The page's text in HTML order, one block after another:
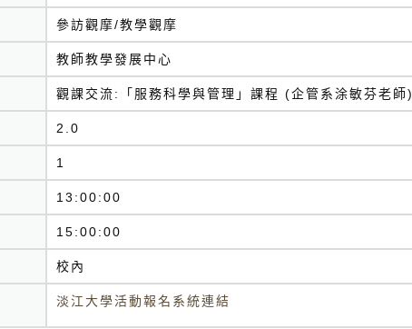
參訪觀摩/教學觀摩
教師教學發展中心
觀課交流:「服務科學與管理」課程 (企管系涂敏芬老師)
2.0
1
13:00:00
15:00:00
校內
淡江大學活動報名系統連結